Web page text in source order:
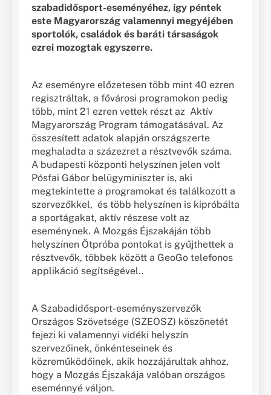
szabadidősport-eseményéhez, így péntek
este Magyarország valamennyi megyéjében
sportolók, családok és baráti társaságok
ezrei mozogtak egyszerre.
Az eseményre előzetesen több mint 40 ezren
regisztráltak, a fővárosi programokon pedig
több, mint 21 ezren vettek részt az Aktív
Magyarország Program támogatásával. Az
összesített adatok alapján országszerte
meghaladta a százezret a résztvevők száma.
A budapesti központi helyszínen jelen volt
Pósfai Gábor belügyminiszter is, aki
megtekintette a programokat és találkozott a
szervezőkkel, és több helyszínen is kipróbálta
a sportágakat, aktív részese volt az
eseménynek. A Mozgás Éjszakáján több
helyszínen Ötpróba pontokat is gyűjthettek a
résztvevők, többek között a GeoGo telefonos
applikáció segítségével..
A Szabadidősport-eseményszervezők
Országos Szövetsége (SZEOSZ) köszönetét
fejezi ki valamennyi vidéki helyszín
szervezőinek, önkénteseinek és
közreműködőinek, akik hozzájárultak ahhoz,
hogy a Mozgás Éjszakája valóban országos
eseménnyé váljon.